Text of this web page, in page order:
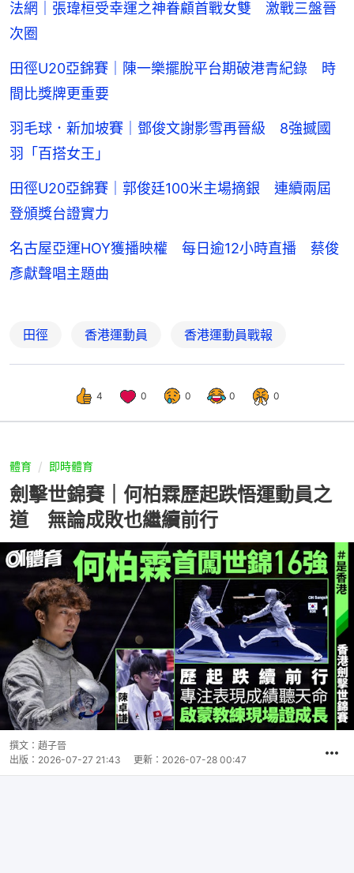
法網｜張瑋桓受幸運之神眷顧首戰女雙 激戰三盤晉
次圈
田徑U20亞錦賽｜陳一樂擺脫平台期破港青紀錄 時
間比獎牌更重要
羽毛球．新加坡賽｜鄧俊文謝影雪再晉級 8強撼國
羽「百搭女王」
田徑U20亞錦賽｜郭俊廷100米主場摘銀 連續兩屆
登頒獎台證實力
名古屋亞運HOY獲播映權 每日逾12小時直播 蔡俊
彥獻聲唱主題曲
田徑 香港運動員 香港運動員戰報
4 0 0 0 0
體育 即時體育
劍擊世錦賽｜何柏霖歷起跌悟運動員之
道 無論成敗也繼續前行
撰文： 趙子晉
出版： 2026-07-27 21:43 更新： 2026-07-28 00:47